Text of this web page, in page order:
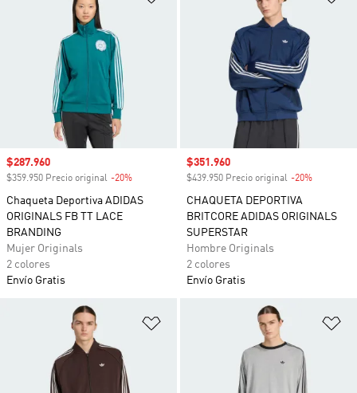
Precio de venta
$287.960
$359.950 Precio original -20%
Chaqueta Deportiva ADIDAS
ORIGINALS FB TT LACE
BRANDING
Mujer Originals
2 colores
Envío Gratis
Precio de venta
$351.960
$439.950 Precio original -20%
CHAQUETA DEPORTIVA
BRITCORE ADIDAS ORIGINALS
SUPERSTAR
Hombre Originals
2 colores
Envío Gratis
Añadir a la lista de deseos